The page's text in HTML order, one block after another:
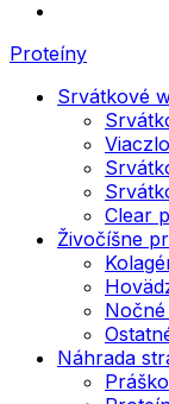
Proteíny
Srvátkové
Clear
Živočíšne
Náhrada